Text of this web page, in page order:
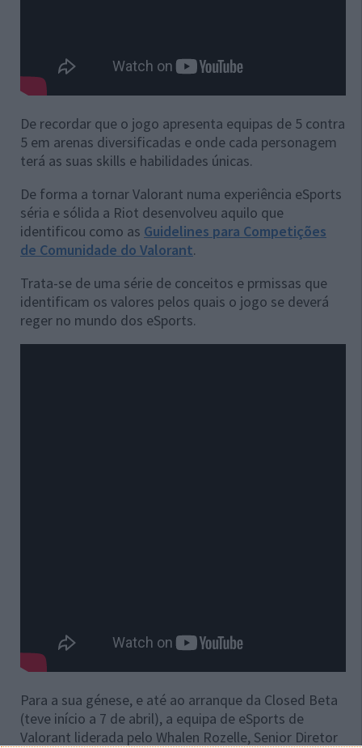
De recordar que o jogo apresenta equipas de 5 contra
5 em arenas diversificadas e onde cada personagem
terá as suas skills e habilidades únicas.
De forma a tornar Valorant numa experiência eSports
séria e sólida a Riot desenvolveu aquilo que
identificou como as Guidelines para Competições
de Comunidade do Valorant.
Trata-se de uma série de conceitos e prmissas que
identificam os valores pelos quais o jogo se deverá
reger no mundo dos eSports.
Para a sua génese, e até ao arranque da Closed Beta
(teve início a 7 de abril), a equipa de eSports de
Valorant liderada pelo Whalen Rozelle, Senior Diretor